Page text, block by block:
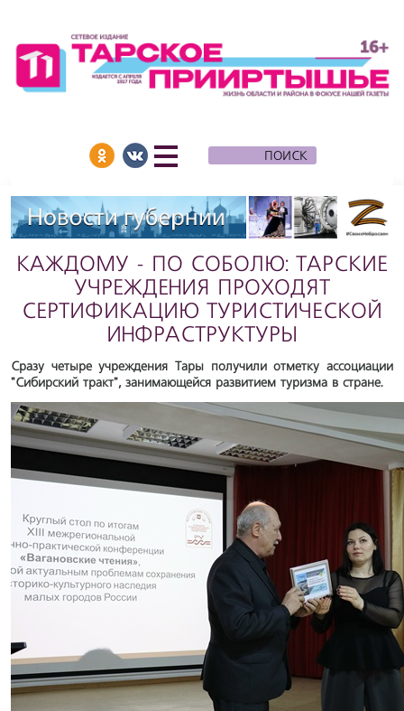
КАЖДОМУ - ПО СОБОЛЮ: ТАРСКИЕ
УЧРЕЖДЕНИЯ ПРОХОДЯТ
СЕРТИФИКАЦИЮ ТУРИСТИЧЕСКОЙ
ИНФРАСТРУКТУРЫ
Сразу четыре учреждения Тары получили отметку ассоциации
"Сибирский тракт", занимающейся развитием туризма в стране.